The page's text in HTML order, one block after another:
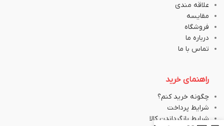
علاقه مندی
مقایسه
فروشگاه
درباره ما
تماس با ما
راهنمای خرید
چگونه خرید کنم؟
شرایط پرداخت
شرایط بازگرداندن کالا